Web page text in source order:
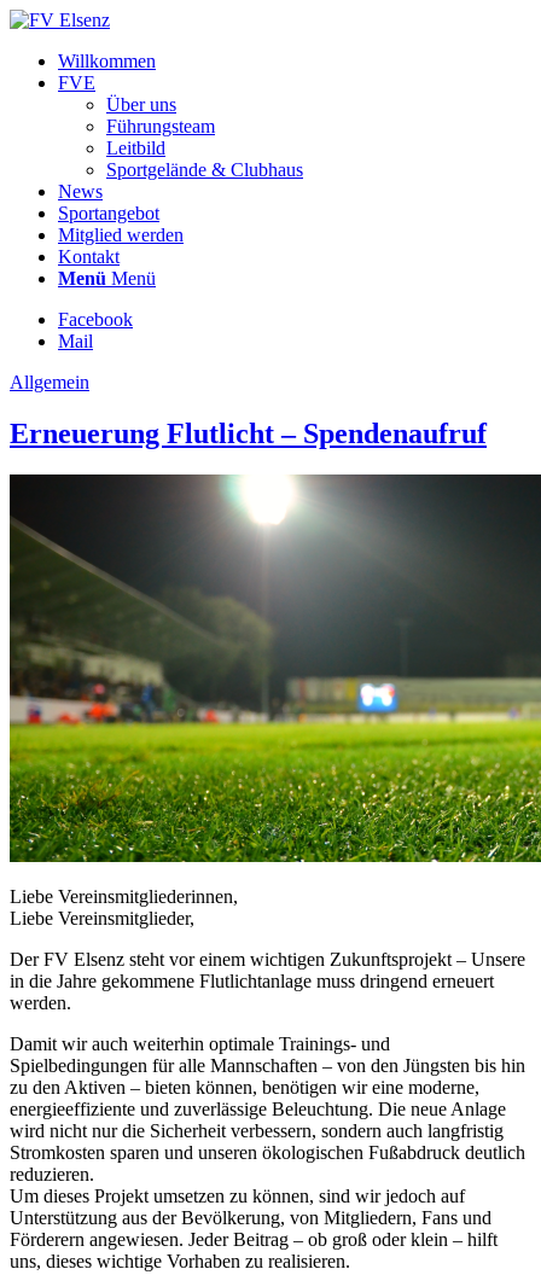
Willkommen
FVE
Über uns
Führungsteam
Leitbild
Sportgelände & Clubhaus
News
Sportangebot
Mitglied werden
Kontakt
Menü Menü
Facebook
Mail
Allgemein
Erneuerung Flutlicht – Spendenaufruf
Liebe Vereinsmitgliederinnen,
Liebe Vereinsmitglieder,
Der FV Elsenz steht vor einem wichtigen Zukunftsprojekt – Unsere
in die Jahre gekommene Flutlichtanlage muss dringend erneuert
werden.
Damit wir auch weiterhin optimale Trainings- und
Spielbedingungen für alle Mannschaften – von den Jüngsten bis hin
zu den Aktiven – bieten können, benötigen wir eine moderne,
energieeffiziente und zuverlässige Beleuchtung. Die neue Anlage
wird nicht nur die Sicherheit verbessern, sondern auch langfristig
Stromkosten sparen und unseren ökologischen Fußabdruck deutlich
reduzieren.
Um dieses Projekt umsetzen zu können, sind wir jedoch auf
Unterstützung aus der Bevölkerung, von Mitgliedern, Fans und
Förderern angewiesen. Jeder Beitrag – ob groß oder klein – hilft
uns, dieses wichtige Vorhaben zu realisieren.